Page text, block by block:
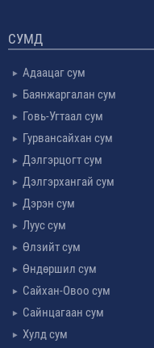
СУМД
Адаацаг сум
Баянжаргалан сум
Говь-Угтаал сум
Гурвансайхан сум
Дэлгэрцогт сум
Дэлгэрхангай сум
Дэрэн сум
Луус сум
Өлзийт сум
Өндөршил сум
Сайхан-Овоо сум
Сайнцагаан сум
Хулд сум